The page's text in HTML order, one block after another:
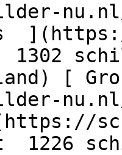
1302
[
1226